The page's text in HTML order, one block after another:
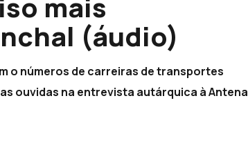
(áudio)
o números de carreiras de transportes
ouvidas na entrevista autárquica à Antena